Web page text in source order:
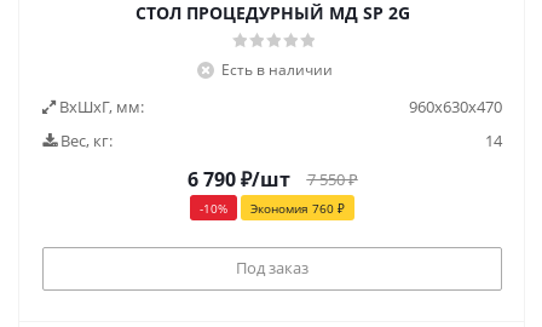
СТОЛ ПРОЦЕДУРНЫЙ МД SP 2G
Есть в наличии
ВxШxГ, мм:
960х630х470
Вес, кг:
14
6 790₽/шт 7 550₽
-10% Экономия 760 ₽
Под заказ